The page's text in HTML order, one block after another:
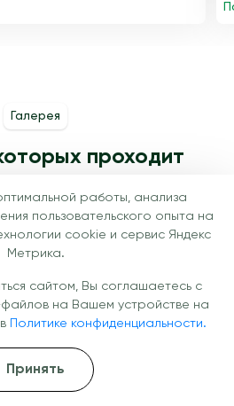
Галерея
проходит
работы, анализа
пользовательского опыта на
cookie и сервис Яндекс
Метрика.
сайтом, Вы соглашаетесь с
на Вашем устройстве на
Политике конфиденциальности.
Принять